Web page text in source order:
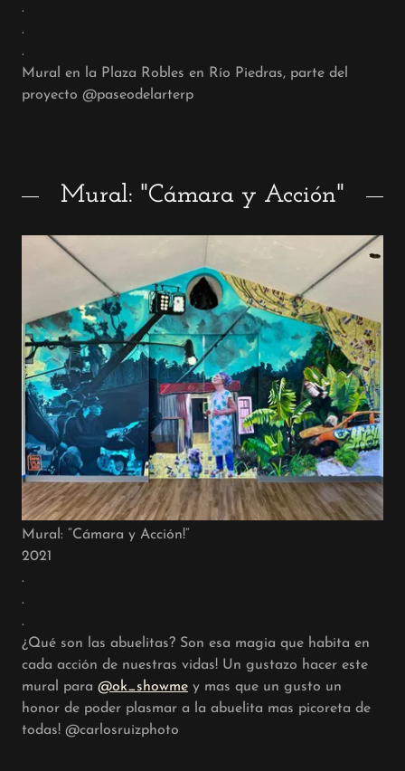
.
.
.
Mural en la Plaza Robles en Río Piedras, parte del
proyecto @paseodelarterp
Mural: "Cámara y Acción"
Mural: “Cámara y Acción!“
2021
.
.
.
¿Qué son las abuelitas? Son esa magia que habita en
cada acción de nuestras vidas! Un gustazo hacer este
mural para @ok_showme y mas que un gusto un
honor de poder plasmar a la abuelita mas picoreta de
todas! @carlosruizphoto